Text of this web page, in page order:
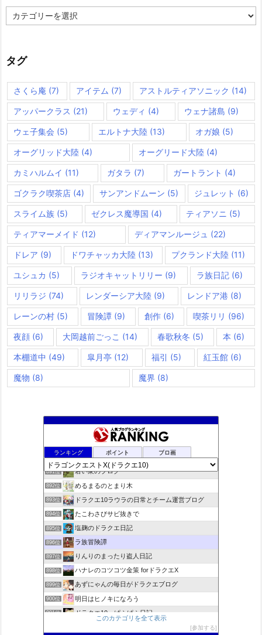
テ
ー
タグ
さくら庵 (7) アイテム (7) アストルティアソニック (14)
アッパークラス (21) ウェディ (4) ウェナ諸島 (9)
ウェ子集会 (5) エルトナ大陸 (13) オガ娘 (5)
オーグリッド大陸 (4) オーグリード大陸 (4)
カミハルムイ (11) ガタラ (7) ガートラント (4)
ゴクラク喫茶店 (4) サンアンドムーン (5) ジュレット (6)
スライム族 (5) ゼクレス魔導国 (4) ティアソニ (5)
ティアマーメイド (12) ディアマンルージュ (22)
ドレア (9) ドワチャッカ大陸(13) プクランド大陸 (11)
ユシュカ (5) ラジオキャットリリー (9) ラ族日記 (6)
リリラジ (74) レンダーシア大陸 (9) レンドア港 (8)
レーンの村 (5) 冒険譚(9) 創作(6) 喫茶リリ (96)
夜顔 (6) 大岡越前ごっこ (14) 春歌秋冬 (5) 本 (6)
本棚道中 (49) 皐月亭 (12) 福引 (5) 紅玉館(6)
魔物 (8) 魔界 (8)
ランキング ポイント ブロ画
rosappiのブログ
890位 小さな村
891位 若い衆のブログ
892位 めるまるのとまり木
893位 ドラクエ10ラウラの日常とチーム運営ブログ
894位 たこわさびサビ抜きで
895位 塩麹のドラクエ日記
896位 ラ族冒険譚
897位 りんりのまったり盗人日記
898位 ハナレのコツコツ金策 forドラクエX
899位 あずにゃんの毎日がドラクエブログ
900位 明日はヒノキになろう
901位 ドラクエ10 ぱふぱふ日記
Run Run♪ ☆Slime★ 〜ドラクエ10攻略ブログ〜
このカテゴリを全て表示
参加する